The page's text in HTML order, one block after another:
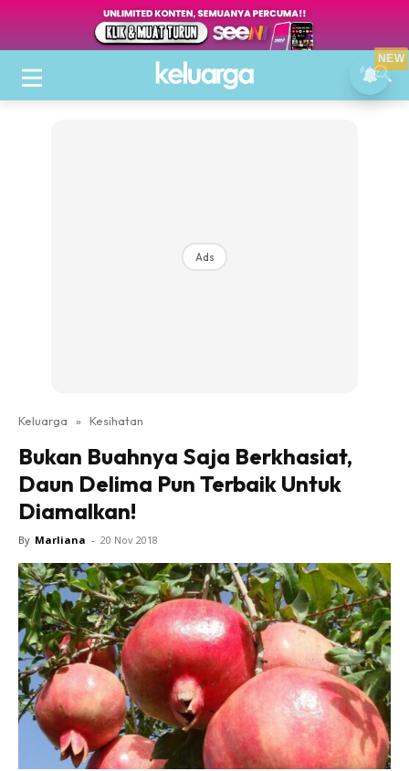
Ads
Keluarga » Kesihatan
Bukan Buahnya Saja Berkhasiat,
Daun Delima Pun Terbaik Untuk
Diamalkan!
By Marliana - 20 Nov 2018
NEW